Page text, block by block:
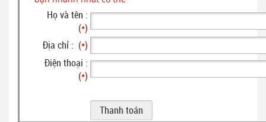
Họ và tên :
(*)
Địa chỉ : (*)
Điện thoại :
(*)